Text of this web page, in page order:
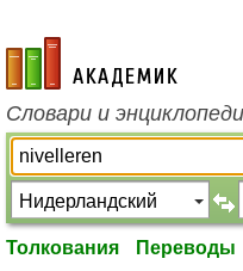
academic.ru
Словари и
Толкования Переводы